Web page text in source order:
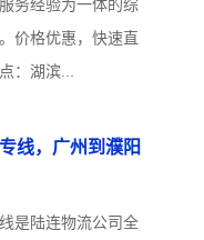
务经验为一体的综
价格优惠，快速直
：湖滨...
线，广州到濮阳
是陆连物流公司全